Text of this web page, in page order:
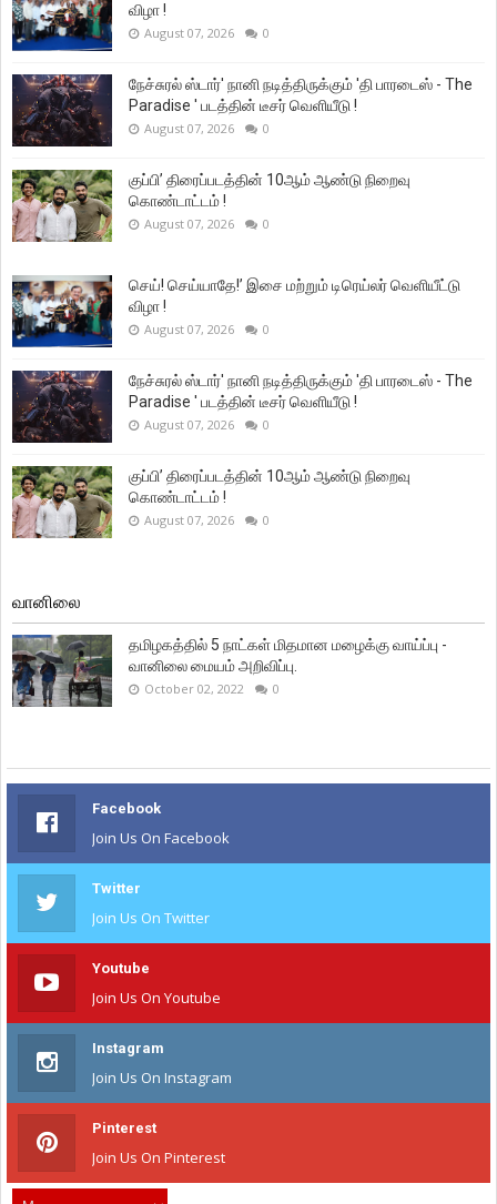
விழா !
August 07, 2026 0
நேச்சுரல் ஸ்டார்' நானி நடித்திருக்கும் 'தி பாரடைஸ் - The
Paradise ' படத்தின் டீசர் வெளியீடு !
August 07, 2026 0
குப்பி’ திரைப்படத்தின் 10ஆம் ஆண்டு நிறைவு
கொண்டாட்டம் !
August 07, 2026 0
செய்! செய்யாதே!’ இசை மற்றும் டிரெய்லர் வெளியீட்டு
விழா !
August 07, 2026 0
நேச்சுரல் ஸ்டார்' நானி நடித்திருக்கும் 'தி பாரடைஸ் - The
Paradise ' படத்தின் டீசர் வெளியீடு !
August 07, 2026 0
குப்பி’ திரைப்படத்தின் 10ஆம் ஆண்டு நிறைவு
கொண்டாட்டம் !
August 07, 2026 0
வானிலை
தமிழகத்தில் 5 நாட்கள் மிதமான மழைக்கு வாய்ப்பு -
வானிலை மையம் அறிவிப்பு.
October 02, 2022 0
Facebook
Join Us On Facebook
Twitter
Join Us On Twitter
Youtube
Join Us On Youtube
Instagram
Join Us On Instagram
Pinterest
Join Us On Pinterest